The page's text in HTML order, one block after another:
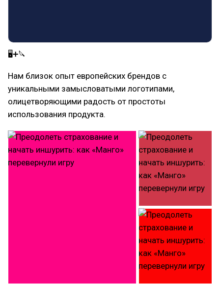
🖥➕🔪
Нам близок опыт европейских брендов с
уникальными замысловатыми логотипами,
олицетворяющими радость от простоты
использования продукта.